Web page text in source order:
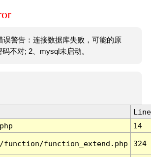
误警告：连接数据库失败，可能的原
不对; 2、mysql未启动。
Line
14
function/function_extend.php 324